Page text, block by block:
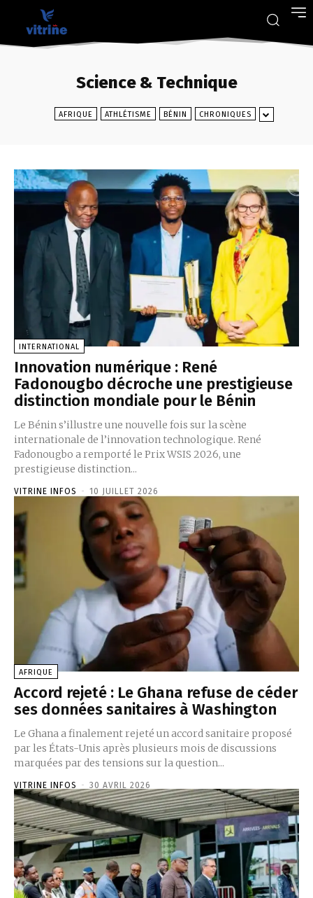
Science & Technique
AFRIQUE ATHLÉTISME BÉNIN CHRONIQUES
INTERNATIONAL
Innovation numérique : René
Fadonougbo décroche une prestigieuse
distinction mondiale pour le Bénin
Le Bénin s’illustre une nouvelle fois sur la scène
internationale de l’innovation technologique. René
Fadonougbo a remporté le Prix WSIS 2026, une
prestigieuse distinction...
VITRINE INFOS - 10 JUILLET 2026
AFRIQUE
Accord rejeté : Le Ghana refuse de céder
ses données sanitaires à Washington
‎Le Ghana a finalement rejeté un accord sanitaire proposé
par les États-Unis après plusieurs mois de discussions
marquées par des tensions sur la question...
VITRINE INFOS - 30 AVRIL 2026